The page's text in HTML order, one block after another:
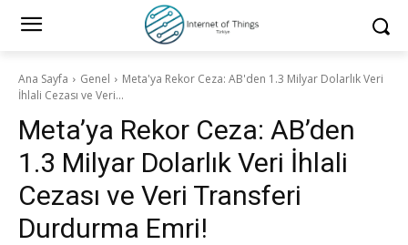
Ana Sayfa Genel
Meta'ya Rekor Ceza: AB'den 1.3 Milyar Dolarlık Veri
İhlali Cezası ve Veri...
Meta’ya Rekor Ceza: AB’den
1.3 Milyar Dolarlık Veri İhlali
Cezası ve Veri Transferi
Durdurma Emri!